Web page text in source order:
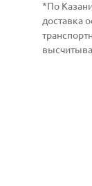
*По
доставка